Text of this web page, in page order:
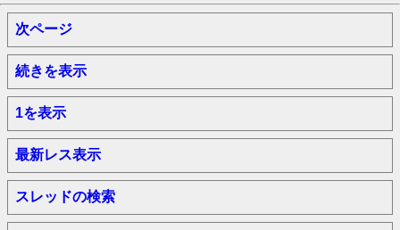
次ページ
続きを表示
1を表示
最新レス表示
スレッドの検索